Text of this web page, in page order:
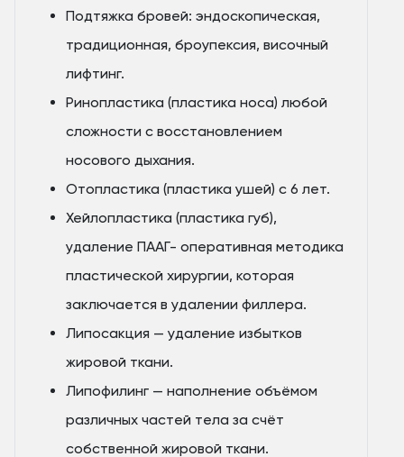
Подтяжка бровей: эндоскопическая,
традиционная, броупексия, височный
лифтинг.
Ринопластика (пластика носа) любой
сложности с восстановлением
носового дыхания.
Отопластика (пластика ушей) с 6 лет.
Хейлопластика (пластика губ),
удаление ПААГ- оперативная методика
пластической хирургии, которая
заключается в удалении филлера.
Липосакция — удаление избытков
жировой ткани.
Липофилинг — наполнение объёмом
различных частей тела за счёт
собственной жировой ткани.